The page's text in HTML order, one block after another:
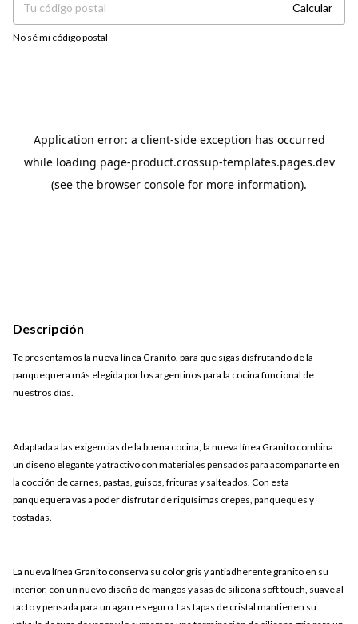
Calcular
No sé mi código postal
Descripción
Te presentamos la nueva línea Granito, para que sigas disfrutando de la
panquequera más elegida por los argentinos para la cocina funcional de
nuestros días.
Adaptada a las exigencias de la buena cocina, la nueva línea Granito combina
un diseño elegante y atractivo con materiales pensados para acompañarte en
la cocción de carnes, pastas, guisos, frituras y salteados. Con esta
panquequera vas a poder disfrutar de riquísimas crepes, panqueques y
tostadas.
La nueva línea Granito conserva su color gris y antiadherente granito en su
interior, con un nuevo diseño de mangos y asas de silicona soft touch, suave al
tacto y pensada para un agarre seguro. Las tapas de cristal mantienen su